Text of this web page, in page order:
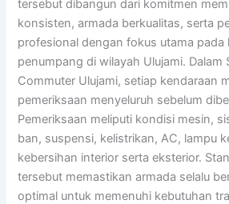
tersebut dibangun dari komitmen
konsisten, armada berkualitas, serta
profesional dengan fokus utama pada
penumpang di wilayah Ulujami. Dalam
Commuter Ulujami, setiap kendaraan
pemeriksaan menyeluruh sebelum
Pemeriksaan meliputi kondisi mesin,
ban, suspensi, kelistrikan, AC, lampu
kebersihan interior serta eksterior.
tersebut memastikan armada selalu
optimal untuk memenuhi kebutuhan